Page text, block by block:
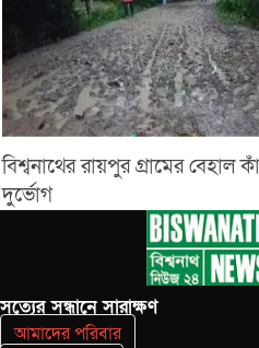
বিশ্বনাথের রায়পুর গ্রামের বেহাল
দুর্ভোগ
সত‌্যের সন্ধানে সারাক্ষণ
আমাদের পরিবার